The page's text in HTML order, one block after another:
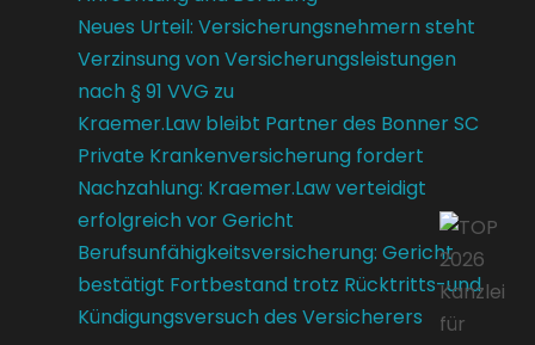
Neues Urteil: Versicherungsnehmern steht
Verzinsung von Versicherungsleistungen
nach § 91 VVG zu
Kraemer.Law bleibt Partner des Bonner SC
Private Krankenversicherung fordert
Nachzahlung: Kraemer.Law verteidigt
erfolgreich vor Gericht
Berufsunfähigkeitsversicherung: Gericht
bestätigt Fortbestand trotz Rücktritts-und
Kündigungsversuch des Versicherers